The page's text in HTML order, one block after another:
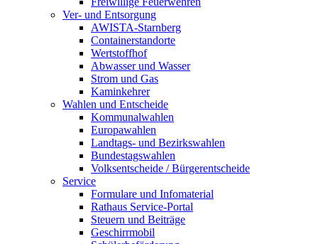
Ver- und Entsorgung
AWISTA-Starnberg
Containerstandorte
Wertstoffhof
Abwasser und Wasser
Strom und Gas
Kaminkehrer
Wahlen und Entscheide
Kommunalwahlen
Europawahlen
Landtags- und Bezirkswahlen
Bundestagswahlen
Volksentscheide / Bürgerentscheide
Service
Formulare und Infomaterial
Rathaus Service-Portal
Steuern und Beiträge
Geschirrmobil